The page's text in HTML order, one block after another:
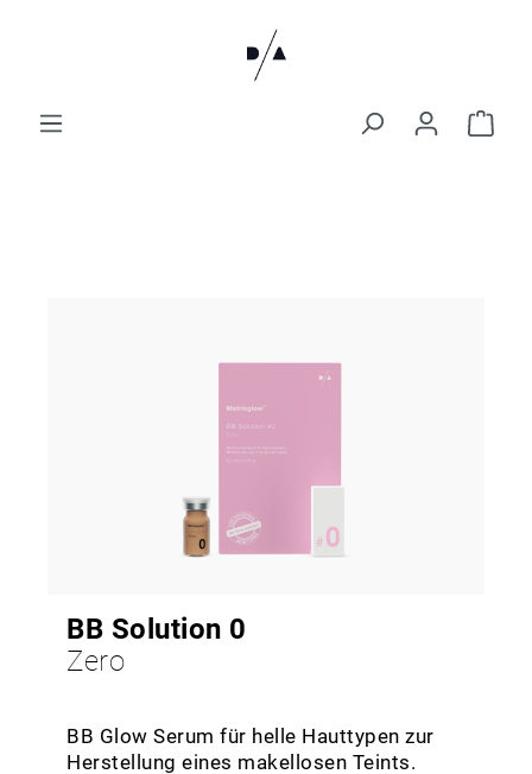
BB Solution 0
Zero
BB Glow Serum für helle Hauttypen zur
Herstellung eines makellosen Teints.